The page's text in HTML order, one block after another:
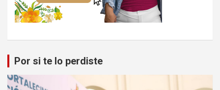
Por si te lo perdiste